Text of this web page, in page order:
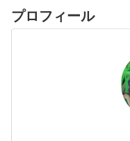
プロフィール